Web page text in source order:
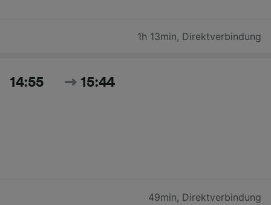
1h 13min, Direktverbindung
14:55 15:44
49min, Direktverbindung